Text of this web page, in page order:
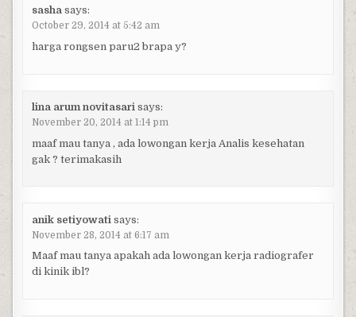
sasha says:
October 29, 2014 at 5:42 am
harga rongsen paru2 brapa y?
lina arum novitasari says:
November 20, 2014 at 1:14 pm
maaf mau tanya , ada lowongan kerja Analis kesehatan
gak ? terimakasih
anik setiyowati says:
November 28, 2014 at 6:17 am
Maaf mau tanya apakah ada lowongan kerja radiografer
di kinik ibl?